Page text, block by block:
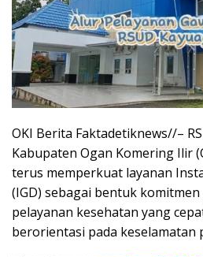
OKI Berita Faktadetiknews//–
Kabupaten Ogan Komering Ilir
terus memperkuat layanan
(IGD) sebagai bentuk
pelayanan kesehatan yang
berorientasi pada keselamatan